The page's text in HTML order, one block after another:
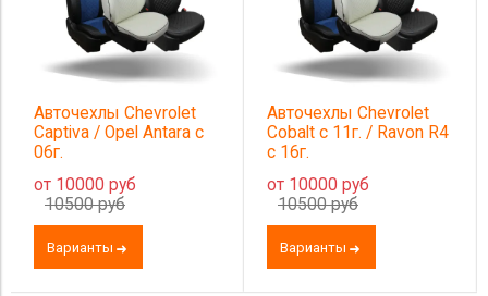
Chevrolet
/ Opel Antara с
руб
руб
Авточехлы Chevrolet
Cobalt с 11г. / Ravon R4
от 10000 руб
10500 руб
Cruze